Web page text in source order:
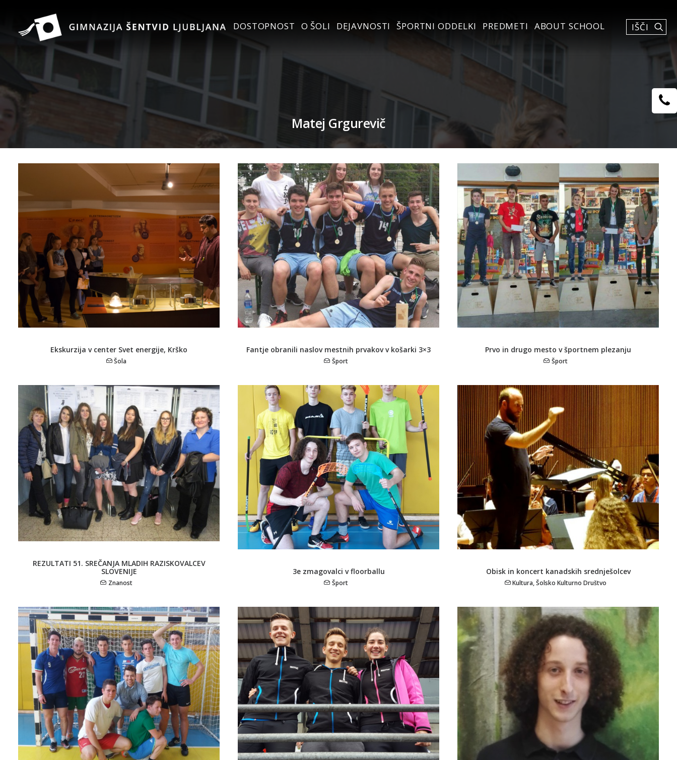
DOSTOPNOST O ŠOLI DEJAVNOSTI ŠPORTNI ODDELKI PREDMETI ABOUT SCHOOL
Matej Grgurevič
Ekskurzija v center Svet energije, Krško
Šola
Fantje obranili naslov mestnih prvakov v košarki 3×3
Šport
Prvo in drugo mesto v športnem plezanju
Šport
REZULTATI 51. SREČANJA MLADIH RAZISKOVALCEV
SLOVENIJE
Znanost
3e zmagovalci v floorballu
Šport
Obisk in koncert kanadskih srednješolcev
Kultura,Šolsko Kulturno Društvo